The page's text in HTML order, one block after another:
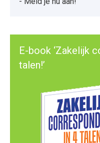
E-book ‘Zakelijk
talen!’